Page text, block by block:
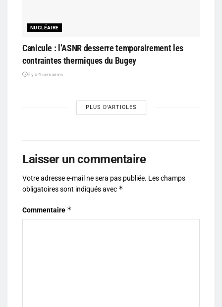
NUCLÉAIRE
Canicule : l’ASNR desserre temporairement les
contraintes thermiques du Bugey
il y a 4 semaines
PLUS D'ARTICLES
Laisser un commentaire
Votre adresse e-mail ne sera pas publiée. Les champs
obligatoires sont indiqués avec *
Commentaire *